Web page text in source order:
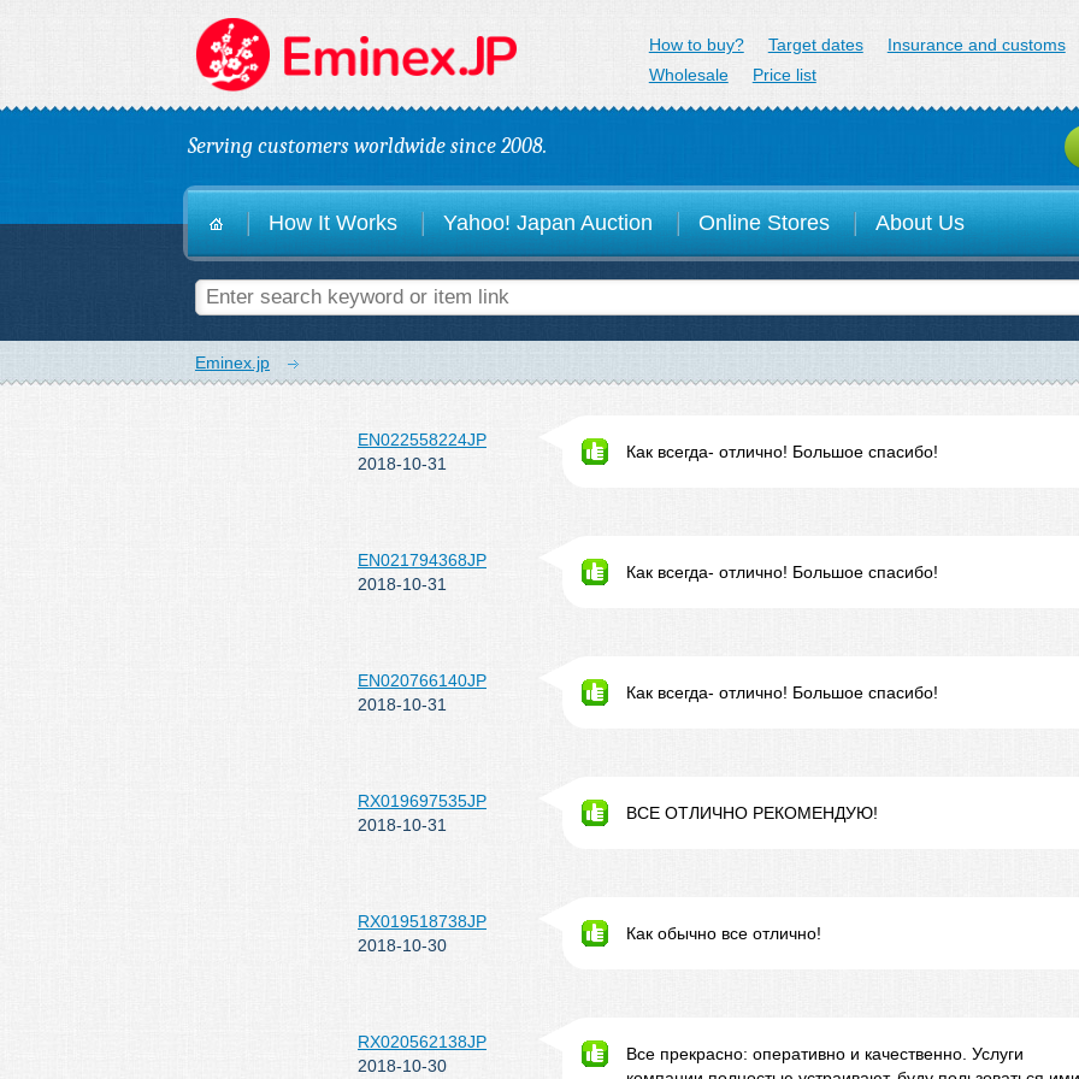
Eminex.jp
EN022558224JP
2018-10-31
Как всегда- отлично! Большое спасибо!
EN021794368JP
2018-10-31
Как всегда- отлично! Большое спасибо!
EN020766140JP
2018-10-31
Как всегда- отлично! Большое спасибо!
RX019697535JP
2018-10-31
ВСЕ ОТЛИЧНО РЕКОМЕНДУЮ!
RX019518738JP
2018-10-30
Как обычно все отлично!
RX020562138JP
2018-10-30
Все прекрасно: оперативно и качественно. Услуги
How to buy? Target dates
Insurance and customs
Wholesale
Price list
Serving customers worldwide since 2008.
How It Works Yahoo! Japan Auction Online Stores About Us